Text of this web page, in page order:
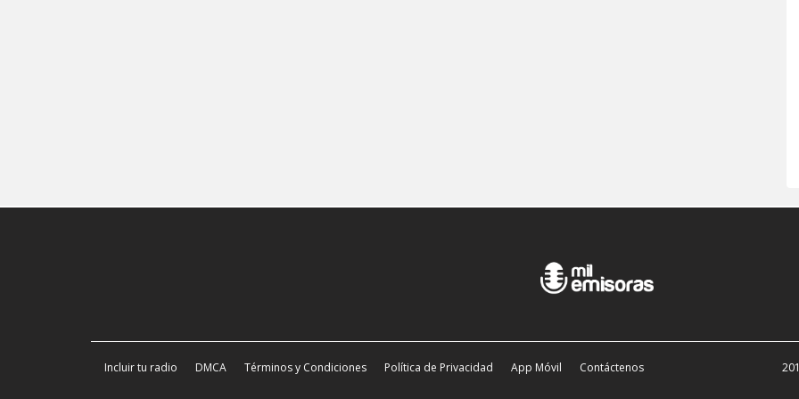
Incluir tu radio DMCA Términos y Condiciones Política de Privacidad App Móvil Contáctenos